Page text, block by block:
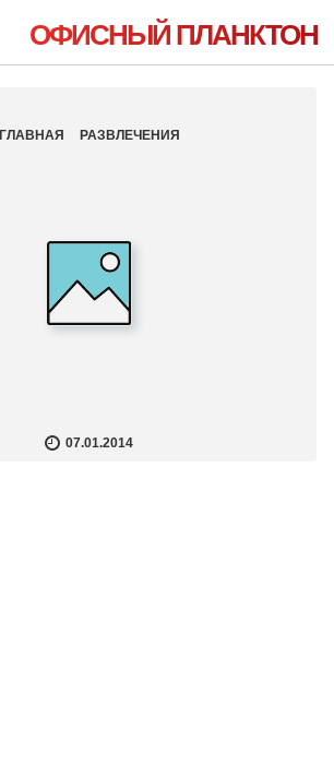
ОФИСНЫЙ ПЛАНКТОН
ГЛАВНАЯ РАЗВЛЕЧЕНИЯ
07.01.2014